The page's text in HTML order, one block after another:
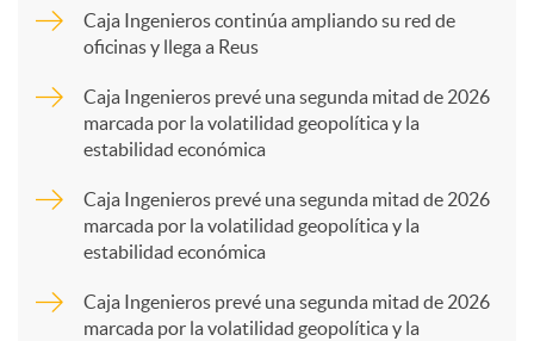
p
a
Caja Ingenieros continúa ampliando su red de
oficinas y llega a Reus
Caja Ingenieros prevé una segunda mitad de 2026
marcada por la volatilidad geopolítica y la
estabilidad económica
Caja Ingenieros prevé una segunda mitad de 2026
marcada por la volatilidad geopolítica y la
estabilidad económica
Caja Ingenieros prevé una segunda mitad de 2026
marcada por la volatilidad geopolítica y la